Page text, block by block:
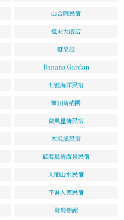
山合院民宿
遠來大飯店
糖果屋
Banana Gardan
七號海洋民宿
豐田肯納園
微風星情民宿
木瓜溪民宿
藍海風情海景民宿
人間山水民宿
平常人家民宿
發現樹湖